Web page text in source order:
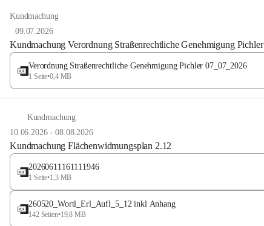
Kundmachung
09.07.2026
Kundmachung Verordnung Straßenrechtliche Genehmigung Pichler
Verordnung Straßenrechtliche Genehmigung Pichler 07_07_2026
1 Seite•0,4 MB
Kundmachung
10.06.2026-08.08.2026
Kundmachung Flächenwidmungsplan 2.12
20260611161111946
1 Seite•1,3 MB
260520_Wortl_Erl_Aufl_5_12 inkl Anhang
142 Seiten•19,8 MB